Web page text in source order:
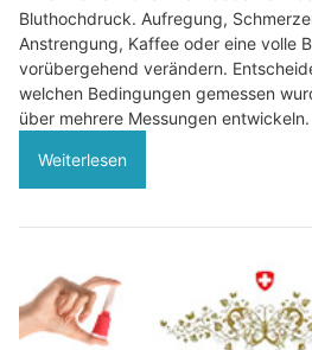
Bluthochdruck. Aufregung,
Anstrengung, Kaffee oder eine volle
vorübergehend verändern.
welchen Bedingungen gemessen
über mehrere Messungen entwickeln.
Weiterlesen